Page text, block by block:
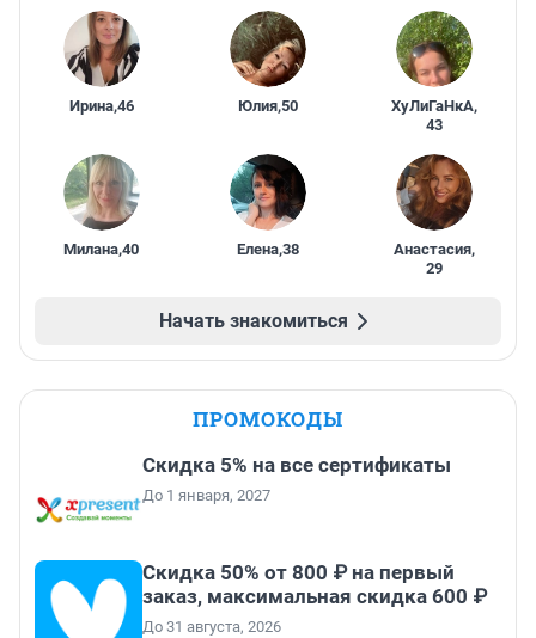
Ирина,46 Юлия,50 ХуЛиГаНкА,
43
Милана,40 Елена,38 Анастасия,
29
Начать знакомиться
ПРОМОКОДЫ
Скидка 5% на все сертификаты
До 1 января, 2027
Скидка 50% от 800 ₽ на первый
заказ, максимальная скидка 600 ₽
До 31 августа, 2026